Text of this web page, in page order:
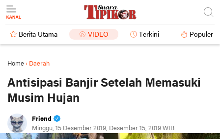
Berita Utama VIDEO Terkini Populer
Home › Daerah
Antisipasi Banjir Setelah Memasuki
Musim Hujan
Friend
Minggu, 15 Desember 2019, Desember 15, 2019 WIB